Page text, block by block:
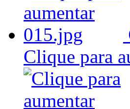
Clique para